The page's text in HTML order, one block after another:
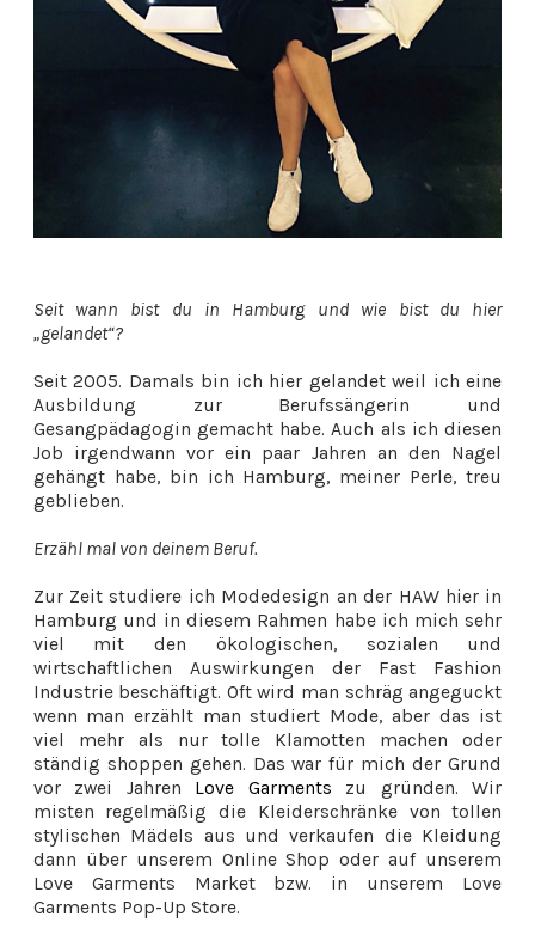
Seit wann bist du in Hamburg und wie bist du hier
„gelandet“?
Seit 2005. Damals bin ich hier gelandet weil ich eine
Ausbildung zur Berufssängerin und
Gesangpädagogin gemacht habe. Auch als ich diesen
Job irgendwann vor ein paar Jahren an den Nagel
gehängt habe, bin ich Hamburg, meiner Perle, treu
geblieben.
Erzähl mal von deinem Beruf.
Zur Zeit studiere ich Modedesign an der HAW hier in
Hamburg und in diesem Rahmen habe ich mich sehr
viel mit den ökologischen, sozialen und
wirtschaftlichen Auswirkungen der Fast Fashion
Industrie beschäftigt. Oft wird man schräg angeguckt
wenn man erzählt man studiert Mode, aber das ist
viel mehr als nur tolle Klamotten machen oder
ständig shoppen gehen. Das war für mich der Grund
vor zwei Jahren Love Garments zu gründen. Wir
misten regelmäßig die Kleiderschränke von tollen
stylischen Mädels aus und verkaufen die Kleidung
dann über unserem Online Shop oder auf unserem
Love Garments Market bzw. in unserem Love
Garments Pop-Up Store.